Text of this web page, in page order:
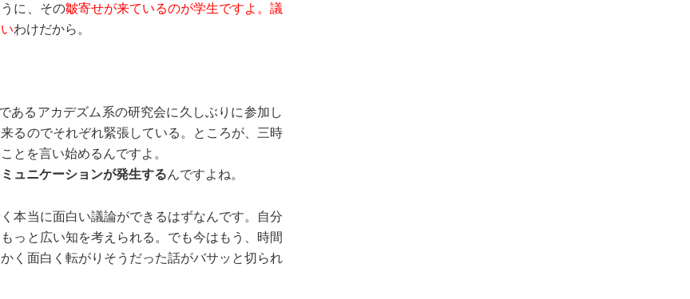
に、その皺寄せが来ているのが学生ですよ。議
わけだから。
あるアカデズム系の研究会に久しぶりに参加し
るのでそれぞれ緊張している。ところが、三時
とを言い始めるんですよ。
ュニケーションが発生するんですよね。
本当に面白い議論ができるはずなんです。自分
っと広い知を考えられる。でも今はもう、時間
く面白く転がりそうだった話がバサッと切られ